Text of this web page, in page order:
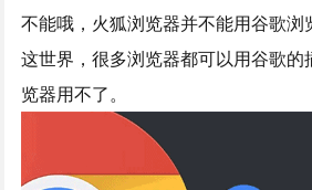
不能哦，火狐浏览器并不能用谷歌浏
这世界，很多浏览器都可以用谷歌的
览器用不了。